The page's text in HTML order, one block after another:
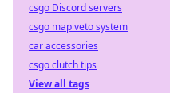
csgo Discord servers
csgo map veto system
car accessories
csgo clutch tips
View all tags